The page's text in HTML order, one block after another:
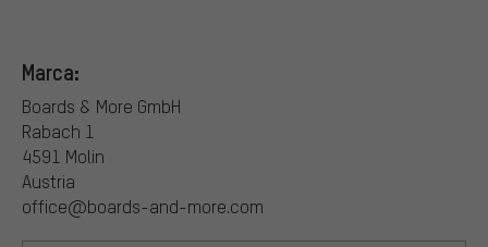
Marca:
Boards & More GmbH
Rabach 1
4591 Molin
Austria
office@boards-and-more.com